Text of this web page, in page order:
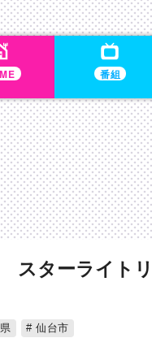
番組
スターライト
仙台市